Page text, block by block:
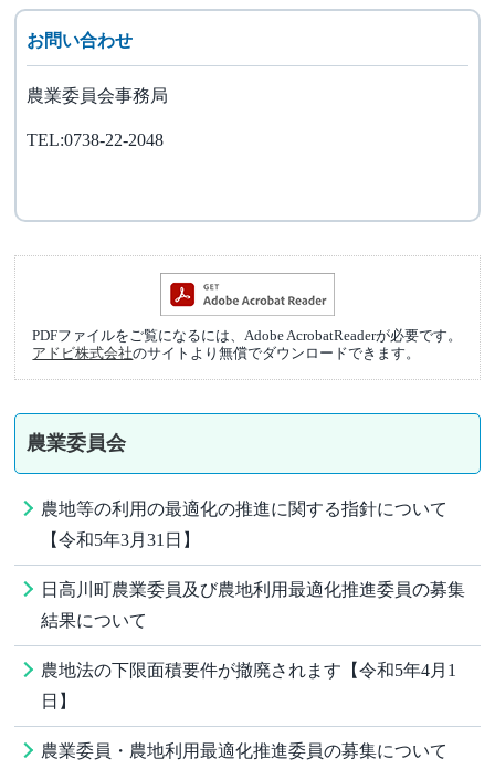
お問い合わせ
農業委員会事務局
TEL:0738-22-2048
PDFファイルをご覧になるには、Adobe AcrobatReaderが必要です。
アドビ株式会社のサイトより無償でダウンロードできます。
農業委員会
農地等の利用の最適化の推進に関する指針について
【令和5年3月31日】
日高川町農業委員及び農地利用最適化推進委員の募集
結果について
農地法の下限面積要件が撤廃されます【令和5年4月1
日】
農業委員・農地利用最適化推進委員の募集について